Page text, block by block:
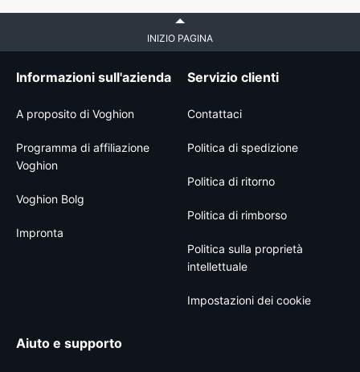
INIZIO PAGINA
Informazioni sull'azienda
A proposito di Voghion
Programma di affiliazione
Voghion
Voghion Bolg
Impronta
Servizio clienti
Contattaci
Politica di spedizione
Politica di ritorno
Politica di rimborso
Politica sulla proprietà
intellettuale
Impostazioni dei cookie
Aiuto e supporto